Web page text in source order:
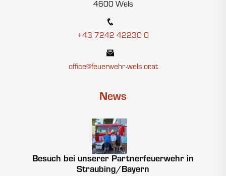
4600 Wels
+43 7242 42230 0
office@feuerwehr-wels.or.at
News
Besuch bei unserer Partnerfeuerwehr in
Straubing/Bayern